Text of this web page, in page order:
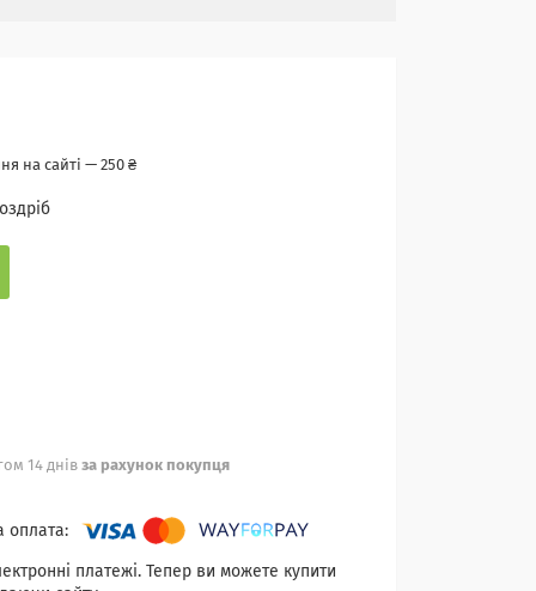
на сайті — 250 ₴
14 днів за рахунок покупця
платежі. Тепер ви можете купити